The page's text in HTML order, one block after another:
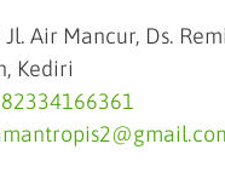
Jl. Air Mancur, Ds.
Kediri